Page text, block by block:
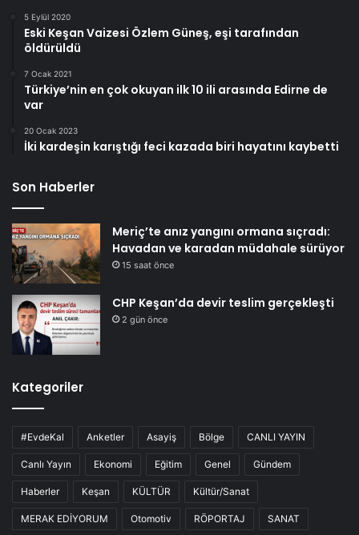
5 Eylül 2020
Eski Keşan Vaizesi Özlem Güneş, eşi tarafından
öldürüldü
7 Ocak 2021
Türkiye’nin en çok okuyan ilk 10 ili arasında Edirne de
var
20 Ocak 2023
İki kardeşin karıştığı feci kazada biri hayatını kaybetti
Son Haberler
Meriç’te anız yangını ormana sıçradı:
Havadan ve karadan müdahale sürüyor
15 saat önce
CHP Keşan’da devir teslim gerçekleşti
2 gün önce
Kategoriler
#EvdeKal Anketler Asayiş Bölge CANLI YAYIN
Canlı Yayın Ekonomi Eğitim Genel Gündem
Haberler Keşan KÜLTÜR Kültür/Sanat
MERAK EDİYORUM Otomotiv RÖPORTAJ SANAT